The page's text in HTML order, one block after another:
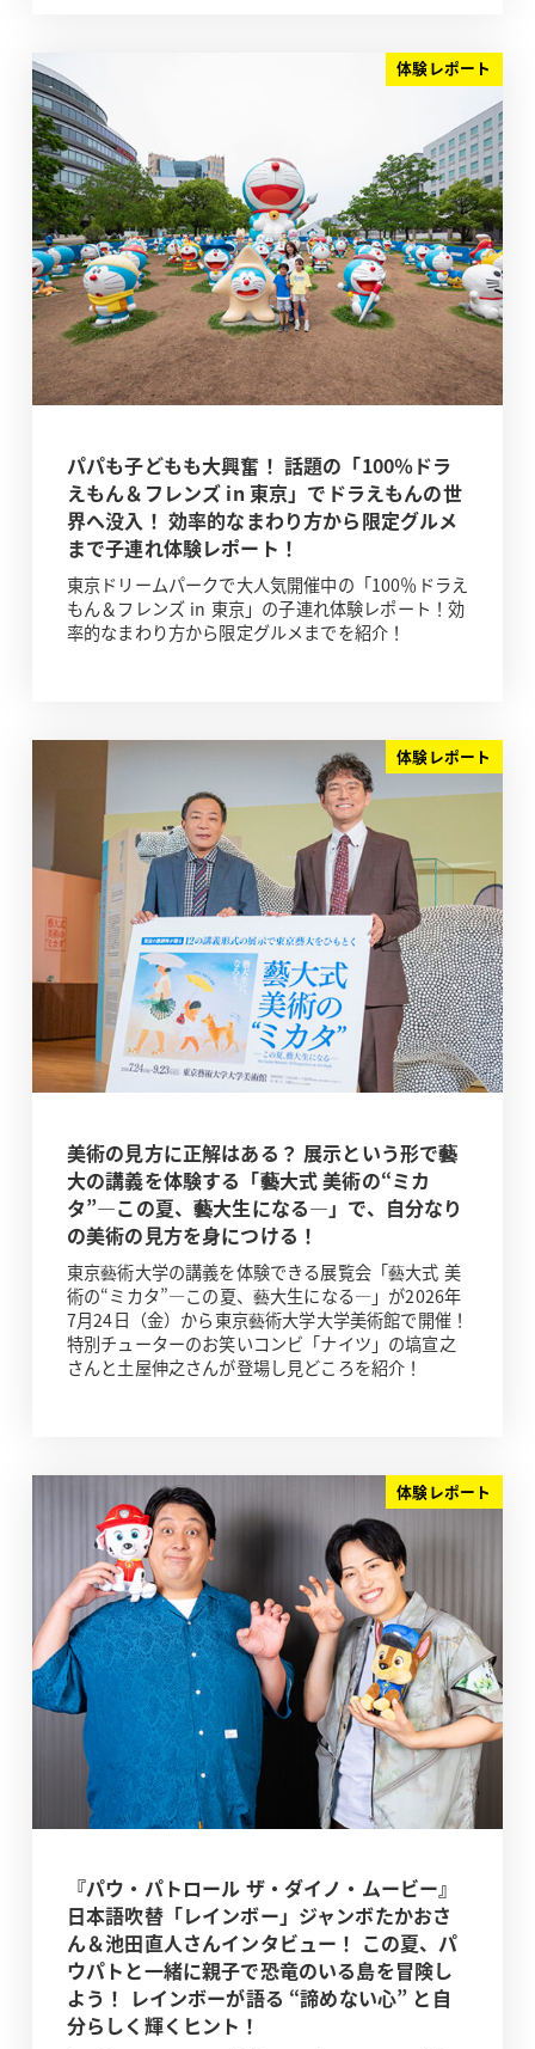
体験レポート
パパも子どもも大興奮！ 話題の「100％ドラ
えもん＆フレンズ in 東京」でドラえもんの世
界へ没入！ 効率的なまわり方から限定グルメ
まで子連れ体験レポート！
東京ドリームパークで大人気開催中の「100％ドラえ
もん＆フレンズ in 東京」の子連れ体験レポート！効
率的なまわり方から限定グルメまでを紹介！
体験レポート
美術の見方に正解はある？ 展示という形で藝
大の講義を体験する「藝大式 美術の“ミカ
タ”―この夏、藝大生になる―」で、自分なり
の美術の見方を身につける！
東京藝術大学の講義を体験できる展覧会「藝大式 美
術の“ミカタ”―この夏、藝大生になる―」が2026年
7月24日（金）から東京藝術大学大学美術館で開催！
特別チューターのお笑いコンビ「ナイツ」の塙宣之
さんと土屋伸之さんが登場し見どころを紹介！
体験レポート
『パウ・パトロール ザ・ダイノ・ムービー』
日本語吹替「レインボー」ジャンボたかおさ
ん＆池田直人さんインタビュー！ この夏、パ
ウパトと一緒に親子で恐竜のいる島を冒険し
よう！ レインボーが語る “諦めない心” と自
分らしく輝くヒント！